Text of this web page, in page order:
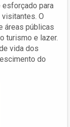
esforçado para
O
áreas públicas
turismo e lazer.
vida dos
do